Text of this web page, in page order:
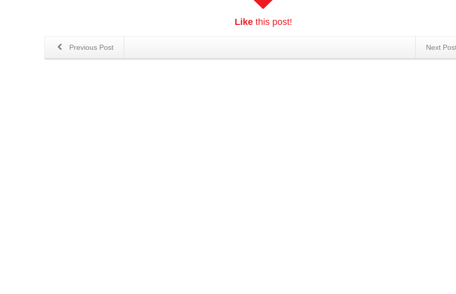
Likethis post!
Next
Previous Post